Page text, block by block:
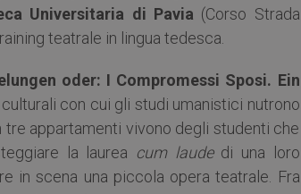
Universitaria di Pavia (Corso Strada
teatrale in lingua tedesca.
oder: I Compromessi Sposi. Ein
con cui gli studi umanistici nutrono
appartamenti vivono degli studenti che
la laurea cum laude di una loro
in scena una piccola opera teatrale. Fra